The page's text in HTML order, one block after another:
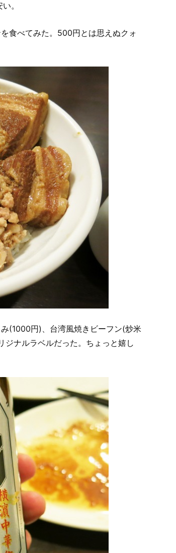
。
食べてみた。500円とは思えぬクォ
(1000円)、台湾風焼きビーフン(炒米
ナルラベルだった。ちょっと嬉し